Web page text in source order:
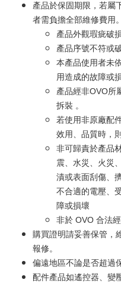
產品於保固期限，若屬
者需負擔全部維修費用。
產品外觀瑕疵破損
產品序號不符或
本產品使用者未
用造成的故障或損
產品經非OVO所
拆裝 。
若使用非原廠配
效用、品質時，
非可歸責於產品
震、水災、火災
漬或表面刮傷、
不合適的電壓、
障或損壞
非於 OVO 合法
購買證明請妥善保管，
報修。
偏遠地區不論是否超過
配件產品如遙控器、變